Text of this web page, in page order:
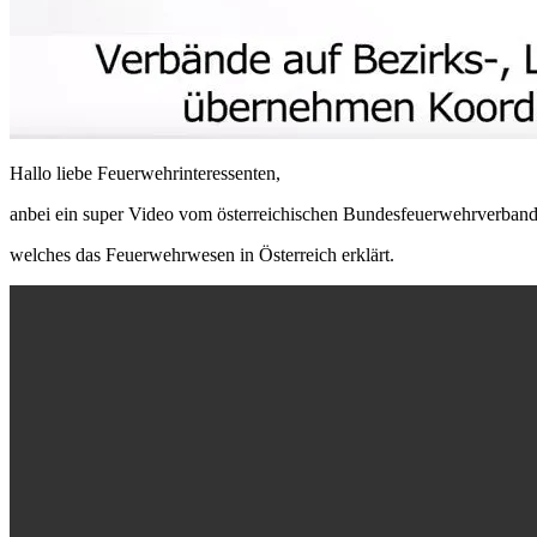
Hallo liebe Feuerwehrinteressenten,
anbei ein super Video vom österreichischen
welches das Feuerwehrwesen in Österreich erklärt.